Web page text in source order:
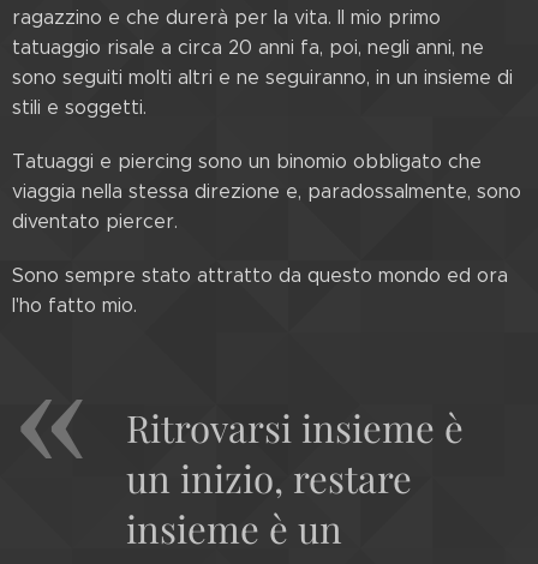
ragazzino e che durerà per la vita. Il mio primo
tatuaggio risale a circa 20 anni fa, poi, negli anni, ne
sono seguiti molti altri e ne seguiranno, in un insieme di
stili e soggetti.
Tatuaggi e piercing sono un binomio obbligato che
viaggia nella stessa direzione e, paradossalmente, sono
diventato piercer.
Sono sempre stato attratto da questo mondo ed ora
l'ho fatto mio.
Ritrovarsi insieme è
un inizio, restare
insieme è un